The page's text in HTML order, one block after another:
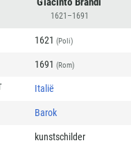
1621–1691
1621 (Poli)
1691 (Rom)
Italië
Barok
kunstschilder